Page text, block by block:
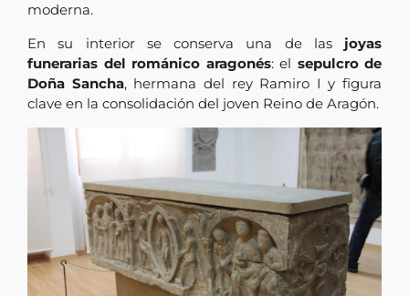
moderna.
En su interior se conserva una de las joyas
funerarias del románico aragonés: el sepulcro de
Doña Sancha, hermana del rey Ramiro I y figura
clave en la consolidación del joven Reino de Aragón.